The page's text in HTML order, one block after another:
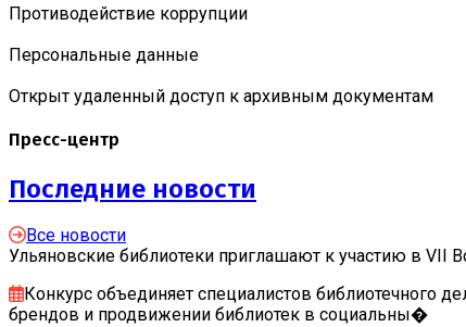
Противодействие коррупции
Персональные данные
Открыт удаленный доступ к архивным документам
Пресс-центр
Последние новости
Все новости
Ульяновские библиотеки приглашают к участию в VII
Конкурс объединяет специалистов библиотечного
брендов и продвижении библиотек в социальны�